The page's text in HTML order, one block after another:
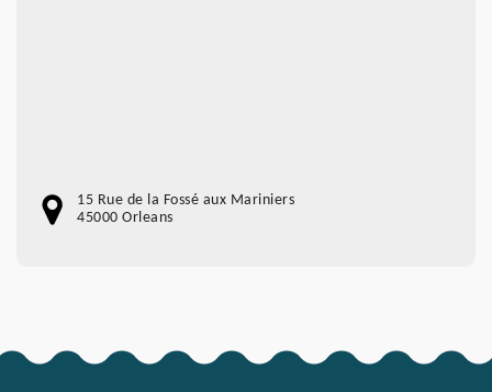
15 Rue de la Fossé aux Mariniers
45000 Orleans